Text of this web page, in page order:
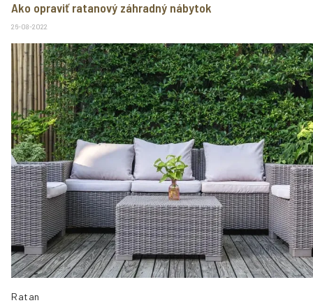
Ako opraviť ratanový záhradný nábytok
26-08-2022
Ratan